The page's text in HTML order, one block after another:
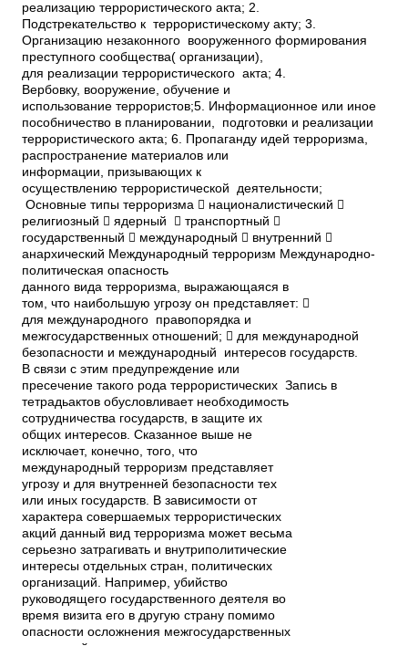
реализацию террористического акта; 2.
Подстрекательство к террористическому акту; 3.
Организацию незаконного вооруженного формирования
преступного сообщества( организации),
для реализации террористического акта; 4.
Вербовку, вооружение, обучение и
использование террористов;5. Информационное или иное
пособничество в планировании, подготовки и реализации
террористического акта; 6. Пропаганду идей терроризма,
распространение материалов или
информации, призывающих к
осуществлению террористической деятельности;
Основные типы терроризма  националистический 
религиозный  ядерный  транспортный 
государственный  международный  внутренний 
анархический Международный терроризм Международно­
политическая опасность
данного вида терроризма, выражающаяся в
том, что наибольшую угрозу он представляет: 
для международного правопорядка и
межгосударственных отношений;  для международной
безопасности и международный интересов государств.
В связи с этим предупреждение или
пресечение такого рода террористических Запись в
тетрадьактов обусловливает необходимость
сотрудничества государств, в защите их
общих интересов. Сказанное выше не
исключает, конечно, того, что
международный терроризм представляет
угрозу и для внутренней безопасности тех
или иных государств. В зависимости от
характера совершаемых террористических
акций данный вид терроризма может весьма
серьезно затрагивать и внутриполитические
интересы отдельных стран, политических
организаций. Например, убийство
руководящего государственного деятеля во
время визита его в другую страну помимо
опасности осложнения межгосударственных